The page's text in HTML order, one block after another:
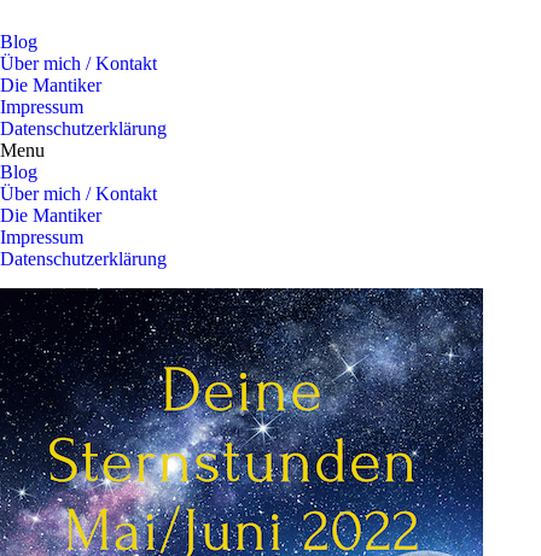
Blog
Über mich / Kontakt
Die Mantiker
Impressum
Datenschutzerklärung
Menu
Blog
Über mich / Kontakt
Die Mantiker
Impressum
Datenschutzerklärung